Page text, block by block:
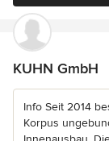
KUHN GmbH
Info Seit 2014
Korpus